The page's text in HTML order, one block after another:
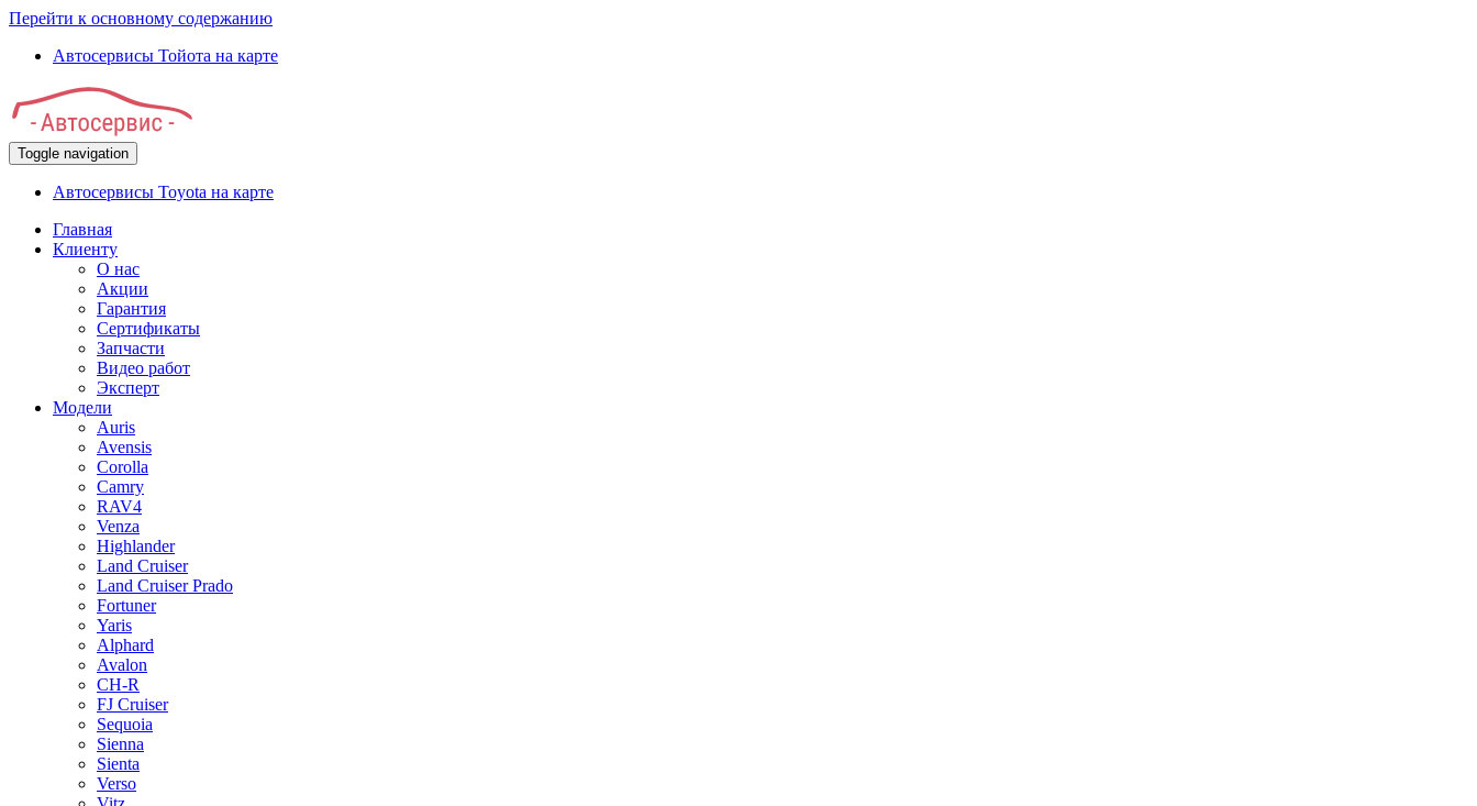
Перейти к основному содержанию
Автосервисы Тойота на карте
Toggle navigation
Автосервисы Toyota на карте
Главная
Клиенту
О нас
Акции
Гарантия
Сертификаты
Запчасти
Видео работ
Эксперт
Модели
Auris
Avensis
Corolla
Camry
RAV4
Venza
Highlander
Land Cruiser
Land Cruiser Prado
Fortuner
Yaris
Alphard
Avalon
CH-R
FJ Cruiser
Sequoia
Sienna
Sienta
Verso